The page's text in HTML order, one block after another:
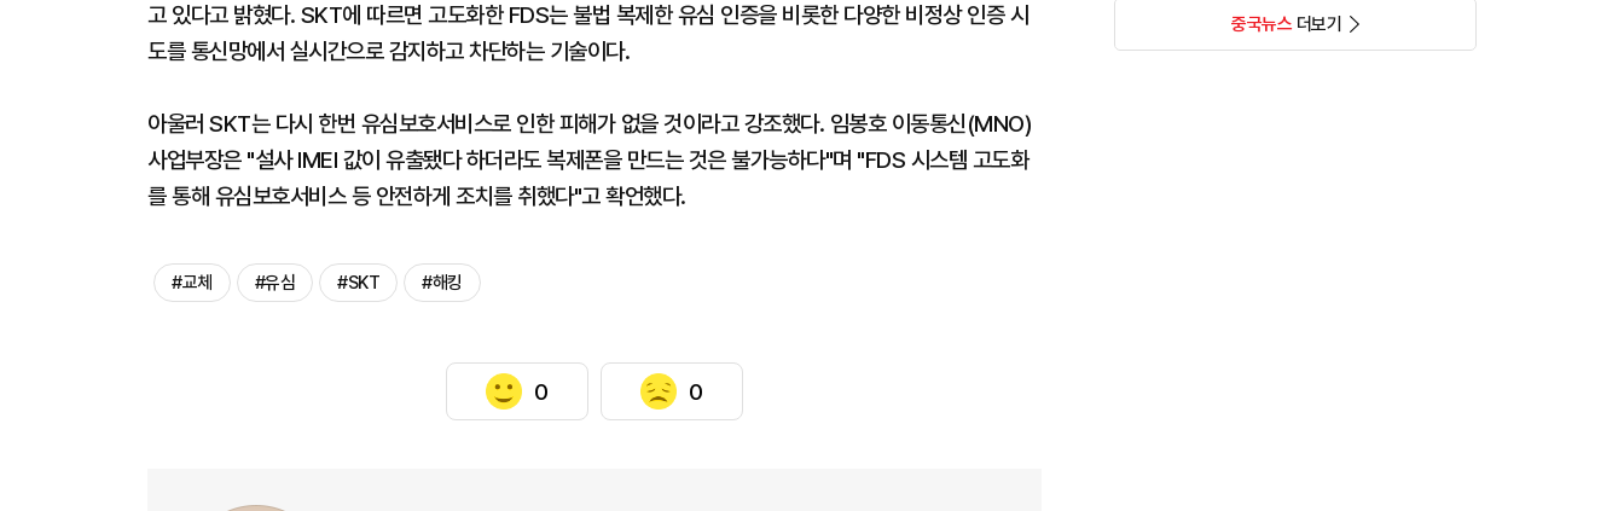
고 있다고 밝혔다. SKT에 따르면 고도화한 FDS는 불법 복제한 유심 인증을 비롯한 다양한 비정상 인증 시
도를 통신망에서 실시간으로 감지하고 차단하는 기술이다.
아울러 SKT는 다시 한번 유심보호서비스로 인한 피해가 없을 것이라고 강조했다. 임봉호 이동통신(MNO)
사업부장은 "설사 IMEI 값이 유출됐다 하더라도 복제폰을 만드는 것은 불가능하다"며 "FDS 시스템 고도화
를 통해 유심보호서비스 등 안전하게 조치를 취했다"고 확언했다.
#교체 #유심 #SKT #해킹
0 0
중국뉴스더보기